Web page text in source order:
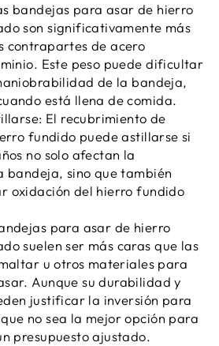
bandejas para asar de hierro
son significativamente más
contrapartes de acero
Este peso puede dificultar
de la bandeja,
está llena de comida.
El recubrimiento de
fundido puede astillarse si
no solo afectan la
bandeja, sino que también
oxidación del hierro fundido
para asar de hierro
suelen ser más caras que las
u otros materiales para
Aunque su durabilidad y
justificar la inversión para
no sea la mejor opción para
presupuesto ajustado.